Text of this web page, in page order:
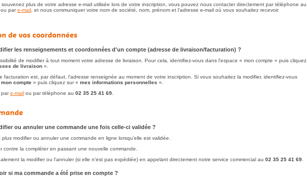
plus de votre adresse e-mail utilisée lors de votre inscription, vous pouvez nous contacter directement par téléphone au
ou pare-mail , et nous communiquer votre nom de société, nom, prénom et l’adresse e-mail où vous souhaitez recevoir
les renseignements et coordonnées d'un compte (adresse de livraison/facturation) ?
de modifier à tout moment votre adresse de livraison. Pour cela, identifiez-vous dans l'espace « mon compte » puis cliquez
de livraison ».
facturation est, par défaut, l'adresse renseignée au moment de votre inscription. Si vous souhaitez la modifier, identifiez-vous
mon compte » puis cliquez sur « mes informations personnelles ».
pare-mail ou par téléphone au 02 35 25 41 69.
ou annuler une commande une fois celle-ci validée ?
plus modifier ou annuler une commande en ligne lorsqu'elle est validée.
contre la compléter en passant une nouvelle commande.
la modifier ou l'annuler (si elle n'est pas expédiée) en appelant directement notre service commercial au 02 35 25 41 69.
si ma commande a été prise en compte ?